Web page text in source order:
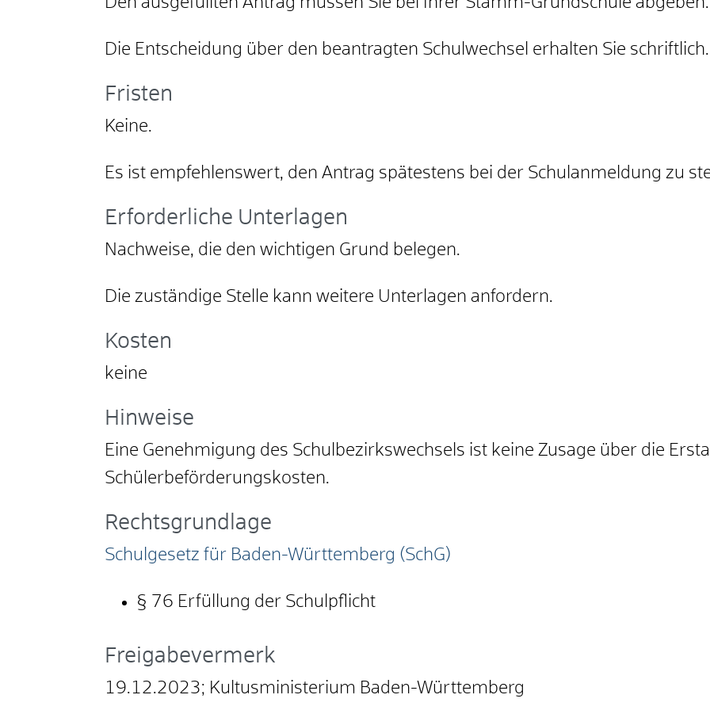
Die Entscheidung über den beantragten Schulwechsel erhalten Sie schriftlich.
Fristen
Keine.
Es ist empfehlenswert, den Antrag spätestens bei der Schulanmeldung zu
Erforderliche Unterlagen
Nachweise, die den wichtigen Grund belegen.
Die zuständige Stelle kann weitere Unterlagen anfordern.
Kosten
keine
Hinweise
Eine Genehmigung des Schulbezirkswechsels ist keine Zusage über die
Schülerbeförderungskosten.
Rechtsgrundlage
Schulgesetz für Baden-Württemberg (SchG)
§ 76 Erfüllung der Schulpflicht
Freigabevermerk
19.12.2023; Kultusministerium Baden-Württemberg